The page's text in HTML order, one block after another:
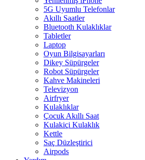
5G Uyumlu Telefonlar
Akıllı Saatler
Bluetooth Kulaklıklar
Tabletler
Laptop
Oyun Bilgisayarları
Dikey Süpürgeler
Robot Süpürgeler
Kahve Makineleri
Televizyon
Airfryer
Kulaklıklar
Çocuk Akıllı Saat
Kulakiçi Kulaklık
Kettle
Saç Düzleştirici
Airpods